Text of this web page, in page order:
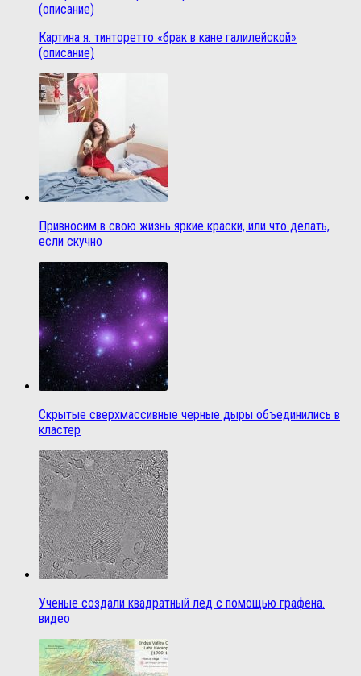
Картина я. тинторетто «брак в кане галилейской»
(описание)
Привносим в свою жизнь яркие краски, или что делать,
если скучно
Скрытые сверхмассивные черные дыры объединились в
кластер
Ученые создали квадратный лед с помощью графена.
видео